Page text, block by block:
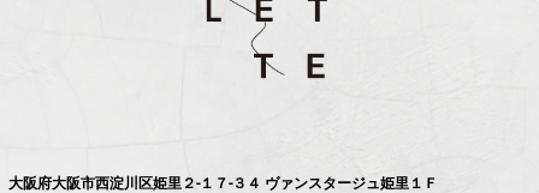
大阪府大阪市西淀川区姫里２-１７-３４ ヴァンスタージュ姫里１Ｆ